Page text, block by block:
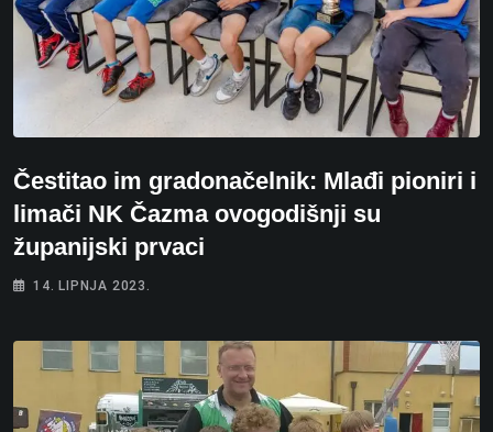
Čestitao im gradonačelnik: Mlađi pioniri i
limači NK Čazma ovogodišnji su
županijski prvaci
14. LIPNJA 2023.